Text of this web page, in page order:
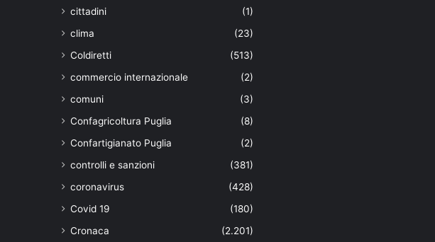
cittadini
(1)
clima
(23)
Coldiretti
(513)
commercio internazionale
(2)
comuni
(3)
Confagricoltura Puglia
(8)
Confartigianato Puglia
(2)
controlli e sanzioni
(381)
coronavirus
(428)
Covid 19
(180)
Cronaca
(2.201)